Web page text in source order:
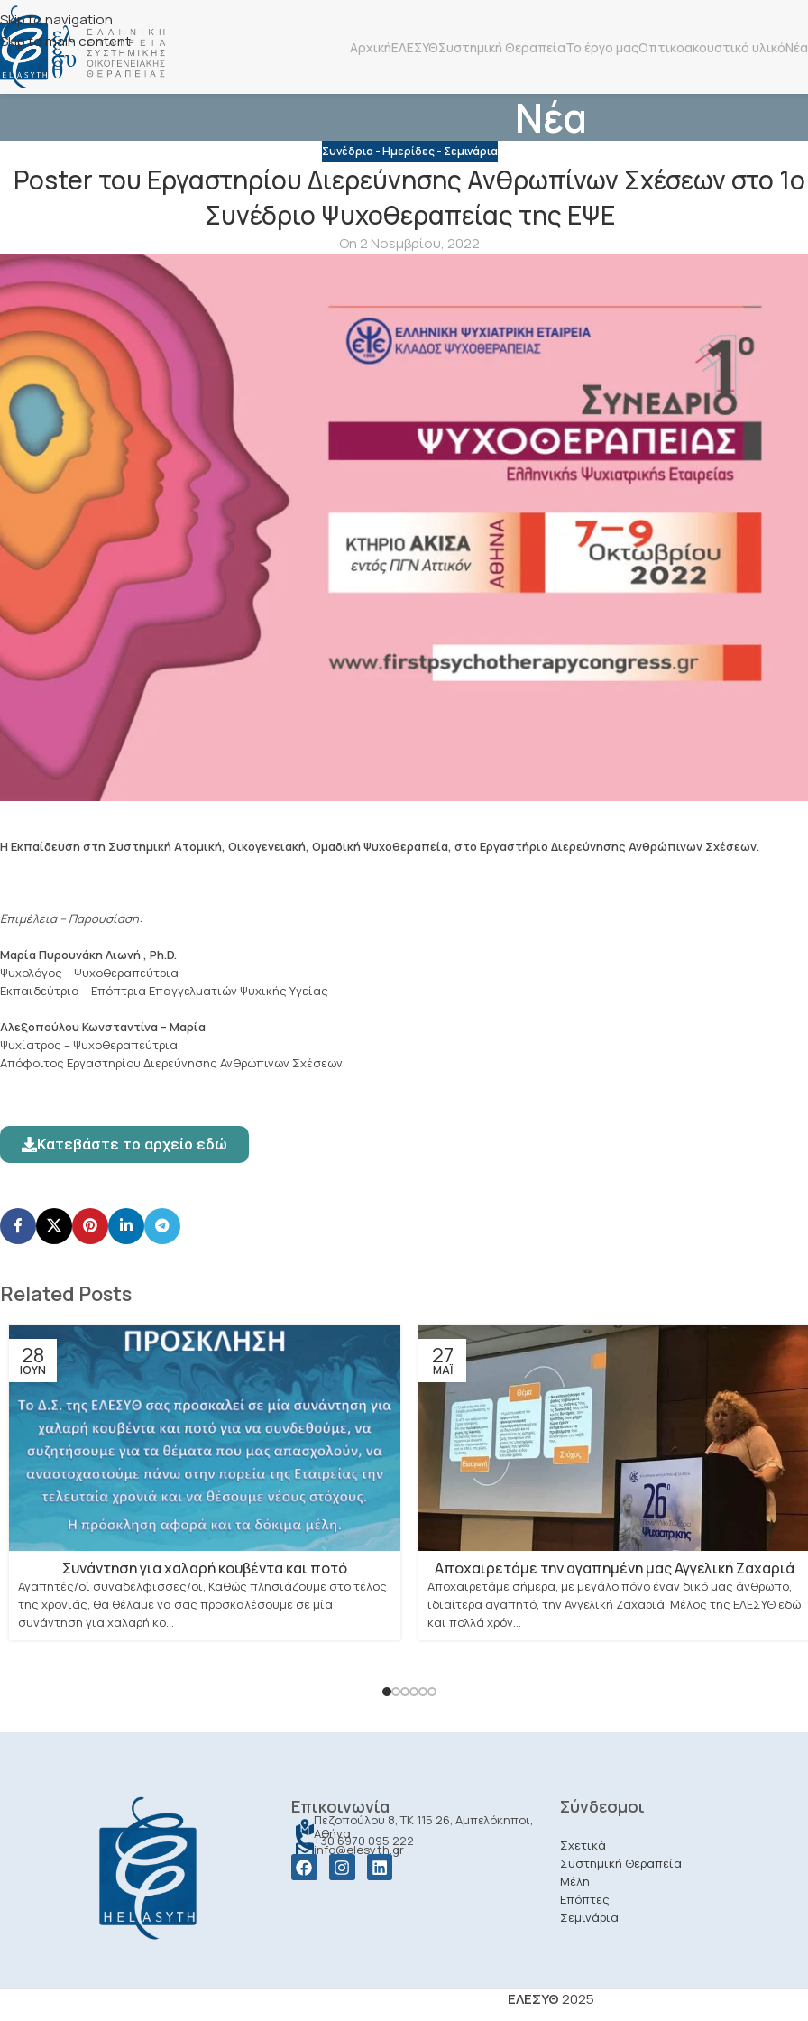
Skip to navigation
Skip to main content
ΑρχικήΕΛΕΣΥΘΣυστημική ΘεραπείαΤο έργο μαςΟπτικοακουστικό υλικόΝέα
Νέα
Συνέδρια - Ημερίδες - Σεμινάρια
Poster του Εργαστηρίου Διερεύνησης Ανθρωπίνων Σχέσεων στο 1ο
Συνέδριο Ψυχοθεραπείας της ΕΨΕ
On 2 Νοεμβρίου, 2022
Η Εκπαίδευση στη Συστημική Ατομική, Οικογενειακή, Ομαδική Ψυχοθεραπεία, στο Εργαστήριο Διερεύνησης Ανθρώπινων Σχέσεων.
Επιμέλεια – Παρουσίαση:
Μαρία Πυρουνάκη Λιωνή , Ph.D.
Ψυχολόγος – Ψυχοθεραπεύτρια
Εκπαιδεύτρια – Επόπτρια Επαγγελματιών Ψυχικής Υγείας
Αλεξοπούλου Κωνσταντίνα – Μαρία
Ψυχίατρος – Ψυχοθεραπεύτρια
Απόφοιτος Εργαστηρίου Διερεύνησης Ανθρώπινων Σχέσεων
Κατεβάστε το αρχείο εδώ
Related Posts
28
ΙΟΎΝ
Συνάντηση για χαλαρή κουβέντα και ποτό
Αγαπητές/οί συναδέλφισσες/οι, Καθώς πλησιάζουμε στο τέλος
της χρονιάς, θα θέλαμε να σας προσκαλέσουμε σε μία
συνάντηση για χαλαρή κο...
27
ΜΆΙ
Αποχαιρετάμε την αγαπημένη μας Αγγελική Ζαχαριά
Αποχαιρετάμε σήμερα, με μεγάλο πόνο έναν δικό μας άνθρωπο,
ιδιαίτερα αγαπητό, την Αγγελική Ζαχαριά. Μέλος της ΕΛΕΣΥΘ εδώ
και πολλά χρόν...
Επικοινωνία
Πεζοπούλου 8, ΤΚ 115 26, Αμπελόκηποι,
Αθήνα
+30 6970 095 222
info@elesyth.gr
Σύνδεσμοι
Σχετικά
Συστημική Θεραπεία
Μέλη
Επόπτες
Σεμινάρια
ΕΛΕΣΥΘ2025